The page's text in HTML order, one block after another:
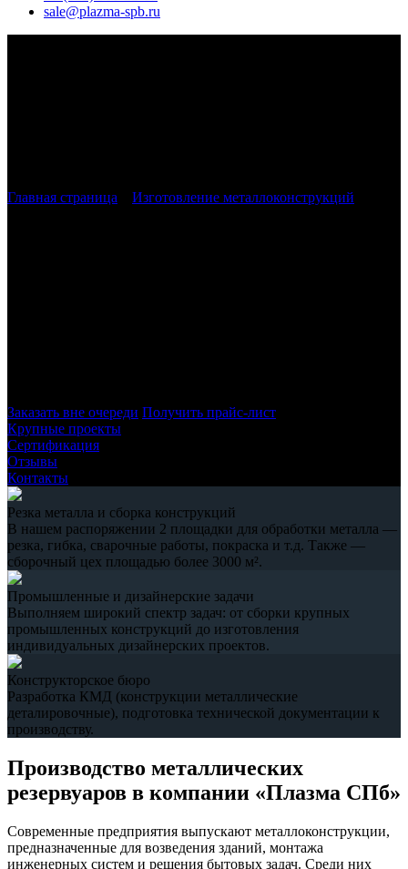
sale@plazma-spb.ru
Главная страница Изготовление металлоконструкций
Заказать вне очереди Получить прайс-лист
Крупные проекты
Сертификация
Отзывы
Контакты
Резка металла и сборка конструкций
В нашем распоряжении 2 площадки для обработки металла —
резка, гибка, сварочные работы, покраска и т.д. Также —
сборочный цех площадью более 3000 м².
Промышленные и дизайнерские задачи
Выполняем широкий спектр задач: от сборки крупных
промышленных конструкций до изготовления
индивидуальных дизайнерских проектов.
Конструкторское бюро
Разработка КМД (конструкции металлические
деталировочные), подготовка технической документации к
производству.
Производство металлических
резервуаров в компании «Плазма СПб»
Современные предприятия выпускают металлоконструкции,
предназначенные для возведения зданий, монтажа
инженерных систем и решения бытовых задач. Среди них